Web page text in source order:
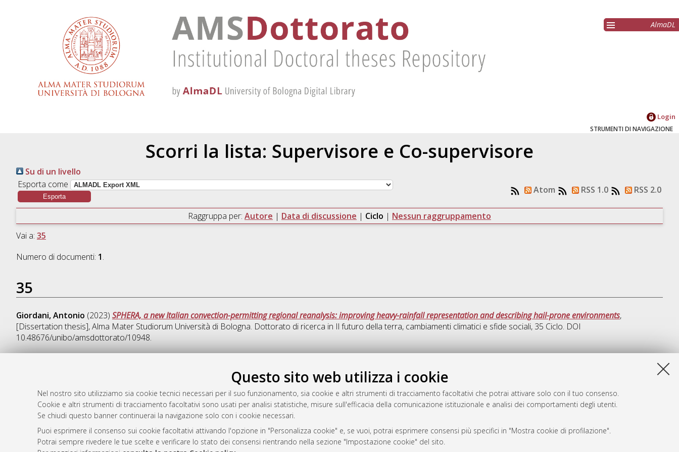
Questo sito web utilizza i cookie
Nel nostro sito utilizziamo sia cookie tecnici necessari per il suo funzionamento, sia cookie e altri strumenti di tracciamento facoltativi che potrai attivare solo con il tuo consenso.
Cookie e altri strumenti di tracciamento facoltativi sono usati per analisi statistiche, misure sull'efficacia della comunicazione istituzionale e analisi dei comportamenti degli utenti.
Se chiudi questo banner continuerai la navigazione solo con i cookie necessari.
Puoi esprimere il consenso sui cookie facoltativi attivando l'opzione in "Personalizza cookie" e, se vuoi, potrai esprimere consensi più specifici in "Mostra cookie di profilazione".
Potrai sempre rivedere le tue scelte e verificare lo stato dei consensi rientrando nella sezione "Impostazione cookie" del sito.
AlmaDL
Login
STRUMENTI DI NAVIGAZIONE
Scorri la lista: Supervisore e Co-supervisore
Su di un livello
Esporta come
Atom RSS 1.0 RSS 2.0
Raggruppa per: Autore | Data di discussione | Ciclo | Nessun raggruppamento
Vai a: 35
Numero di documenti: 1.
35
Giordani, Antonio (2023) SPHERA, a new Italian convection-permitting regional reanalysis: improving heavy-rainfall representation and describing hail-prone environments,
[Dissertation thesis], Alma Mater Studiorum Università di Bologna. Dottorato di ricerca in Il futuro della terra, cambiamenti climatici e sfide sociali, 35 Ciclo. DOI
10.48676/unibo/amsdottorato/10948.
Wed Aug 5 20:47:05 2026 CEST.
Atom
Rss 1.0
Rss 2.0
AMS Dottorato
ISSN: 2038-7946
Servizio implementato e gestito da
Impostazioni Cookie
Informativa sulla privacy